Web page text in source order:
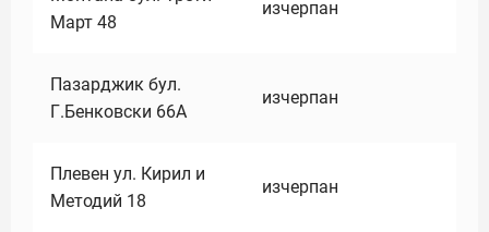
Март 48
изчерпан
Пазарджик бул.
Г.Бенковски 66А
изчерпан
Плевен ул. Кирил и
Методий 18
изчерпан